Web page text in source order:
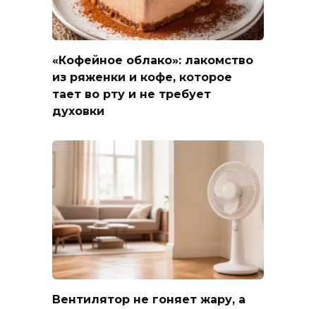
«Кофейное облако»: лакомство
из ряженки и кофе, которое
тает во рту и не требует
духовки
Вентилятор не гоняет жару, а